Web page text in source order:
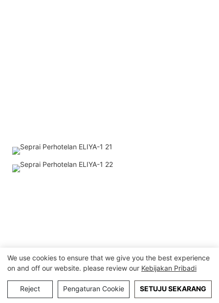
We use cookies to ensure that we give you the best experience
on and off our website. please review our Kebijakan Pribadi
Reject Pengaturan Cookie SETUJU SEKARANG